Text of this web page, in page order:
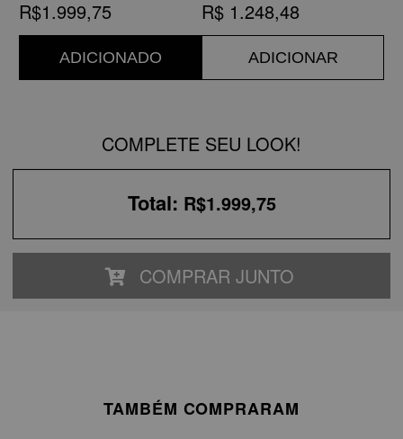
R$1.999,75
ADICIONADO
R$ 1.248,48
ADICIONAR
COMPLETE SEU LOOK!
Total: R$1.999,75
COMPRAR JUNTO
TAMBÉM COMPRARAM